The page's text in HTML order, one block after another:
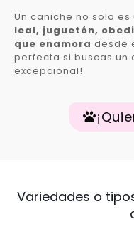
Un caniche no solo
leal, juguetón,
que enamora desde
perfecta si buscas un
excepcional!
Variedades o